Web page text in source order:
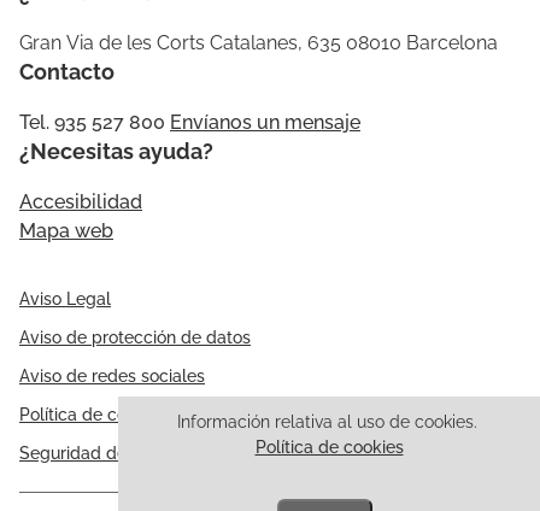
Información relativa al uso de cookies.
Política de cookies
Gran Via de les Corts Catalanes, 635 08010 Barcelona
Contacto
Tel. 935 527 800 Envíanos un mensaje
¿Necesitas ayuda?
Accesibilidad
Mapa web
Aviso Legal
Aviso de protección de datos
Aviso de redes sociales
Política de cookies
Seguridad de la información